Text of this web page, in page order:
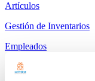
Artículos
Gestión de Inventarios
Empleados